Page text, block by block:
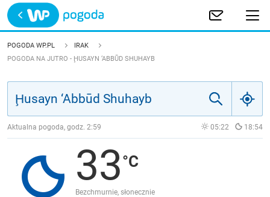
Trwa ładowanie
POLSKA
ŚWIAT
JAKOŚĆ POWIETRZA
POGODA WP.PL
IRAK
POGODA NA JUTRO - ḨUSAYN ‘ABBŪD SHUHAYB
Aktualna pogoda, godz. 2:59 05:22 18:54
33
Bezchmurnie, słonecznie